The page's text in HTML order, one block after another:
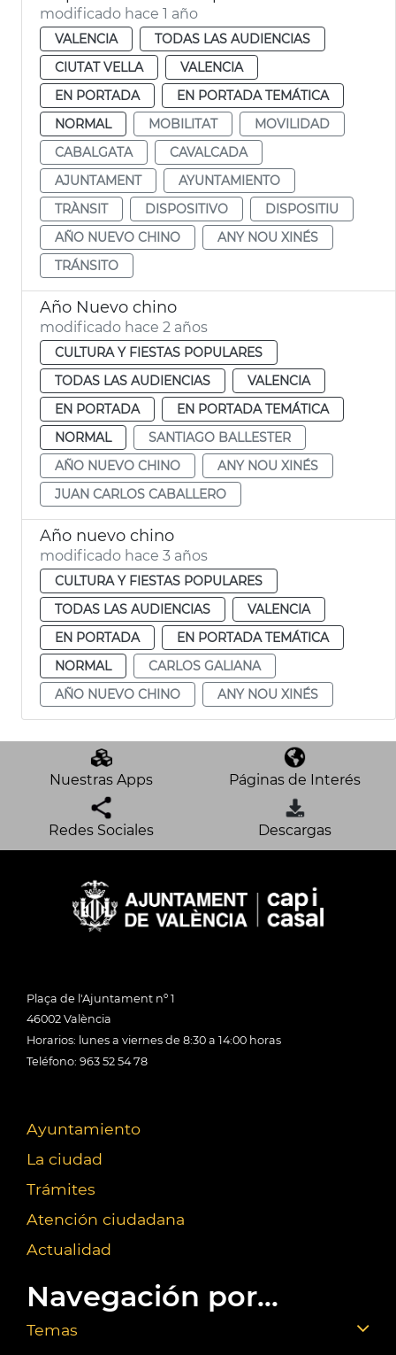
modificado hace 1 año
VALENCIA
TODAS LAS AUDIENCIAS
CIUTAT VELLA
VALENCIA
EN PORTADA
EN PORTADA TEMÁTICA
NORMAL
MOBILITAT
MOVILIDAD
CABALGATA
CAVALCADA
AJUNTAMENT
AYUNTAMIENTO
TRÀNSIT
DISPOSITIVO
DISPOSITIU
AÑO NUEVO CHINO
ANY NOU XINÉS
TRÁNSITO
Año Nuevo chino
modificado hace 2 años
CULTURA Y FIESTAS POPULARES
TODAS LAS AUDIENCIAS
VALENCIA
EN PORTADA
EN PORTADA TEMÁTICA
NORMAL
SANTIAGO BALLESTER
AÑO NUEVO CHINO
ANY NOU XINÉS
JUAN CARLOS CABALLERO
Año nuevo chino
modificado hace 3 años
CULTURA Y FIESTAS POPULARES
TODAS LAS AUDIENCIAS
VALENCIA
EN PORTADA
EN PORTADA TEMÁTICA
NORMAL
CARLOS GALIANA
AÑO NUEVO CHINO
ANY NOU XINÉS
Nuestras Apps Páginas de Interés
Redes Sociales Descargas
Plaça de l'Ajuntament nº 1
46002 València
Horarios: lunes a viernes de 8:30 a 14:00 horas
Teléfono: 963 52 54 78
Ayuntamiento
La ciudad
Trámites
Atención ciudadana
Actualidad
Navegación por...
Temas